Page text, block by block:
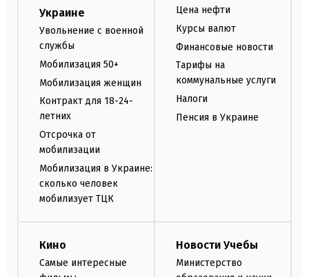
Украине
Увольнение с военной
службы
Мобилизация 50+
Мобилизация женщин
Контракт для 18-24-
летних
Отсрочка от
мобилизации
Мобилизация в Украине:
сколько человек
мобилизует ТЦК
Цена нефти
Курсы валют
Финансовые новости
Тарифы на
коммунальные услуги
Налоги
Пенсия в Украине
Кино
Самые интересные
Новости Учебы
Министерство